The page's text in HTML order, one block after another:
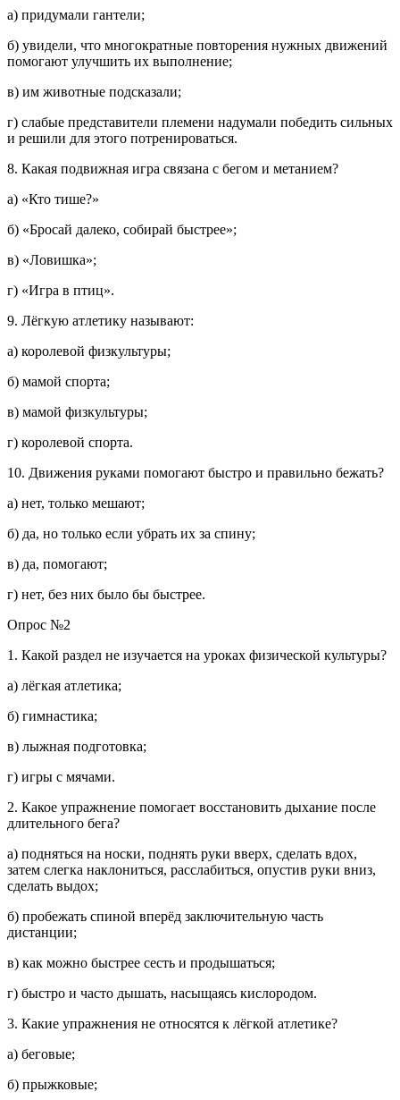
а) придумали гантели;
б) увидели, что многократные повторения нужных движений
помогают улучшить их выполнение;
в) им животные подсказали;
г) слабые представители племени надумали победить сильных
и решили для этого потренироваться.
8. Какая подвижная игра связана с бегом и метанием?
а) «Кто тише?»
б) «Бросай далеко, собирай быстрее»;
в) «Ловишка»;
г) «Игра в птиц».
9. Лёгкую атлетику называют:
а) королевой физкультуры;
б) мамой спорта;
в) мамой физкультуры;
г) королевой спорта.
10. Движения руками помогают быстро и правильно бежать?
а) нет, только мешают;
б) да, но только если убрать их за спину;
в) да, помогают;
г) нет, без них было бы быстрее.
Опрос №2
1. Какой раздел не изучается на уроках физической культуры?
а) лёгкая атлетика;
б) гимнастика;
в) лыжная подготовка;
г) игры с мячами.
2. Какое упражнение помогает восстановить дыхание после
длительного бега?
а) подняться на носки, поднять руки вверх, сделать вдох,
затем слегка наклониться, расслабиться, опустив руки вниз,
сделать выдох;
б) пробежать спиной вперёд заключительную часть
дистанции;
в) как можно быстрее сесть и продышаться;
г) быстро и часто дышать, насыщаясь кислородом.
3. Какие упражнения не относятся к лёгкой атлетике?
а) беговые;
б) прыжковые;